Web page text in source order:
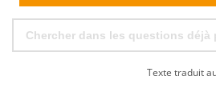
Texte traduit